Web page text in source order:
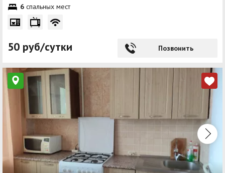
6 спальных мест
50 руб/сутки Позвонить